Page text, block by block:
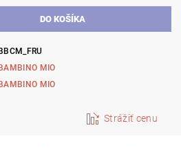
BBCM_FRU
BAMBINO MIO
BAMBINO MIO
Strážiť cenu